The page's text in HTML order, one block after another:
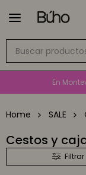

GRATIS
En
Home SALE
Cestos y